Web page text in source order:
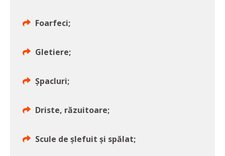
Foarfeci;
Gletiere;
Șpacluri;
Driste, răzuitoare;
Scule de șlefuit și spălat;